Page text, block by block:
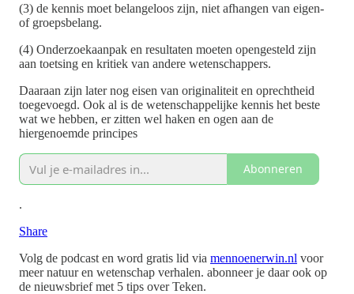
(3) de kennis moet belangeloos zijn, niet afhangen van eigen-
of groepsbelang.
(4) Onderzoekaanpak en resultaten moeten opengesteld zijn
aan toetsing en kritiek van andere wetenschappers.
Daaraan zijn later nog eisen van originaliteit en oprechtheid
toegevoegd. Ook al is de wetenschappelijke kennis het beste
wat we hebben, er zitten wel haken en ogen aan de
hiergenoemde principes
Abonneren
.
Share
Volg de podcast en word gratis lid via mennoenerwin.nl voor
meer natuur en wetenschap verhalen. abonneer je daar ook op
de nieuwsbrief met 5 tips over Teken.